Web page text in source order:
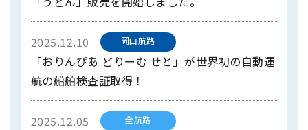
2025.12.10 岡山航路
「おりんぴあ どりーむ せと」が世界初の自動運
航の船舶検査証取得！
2025.12.05 全航路